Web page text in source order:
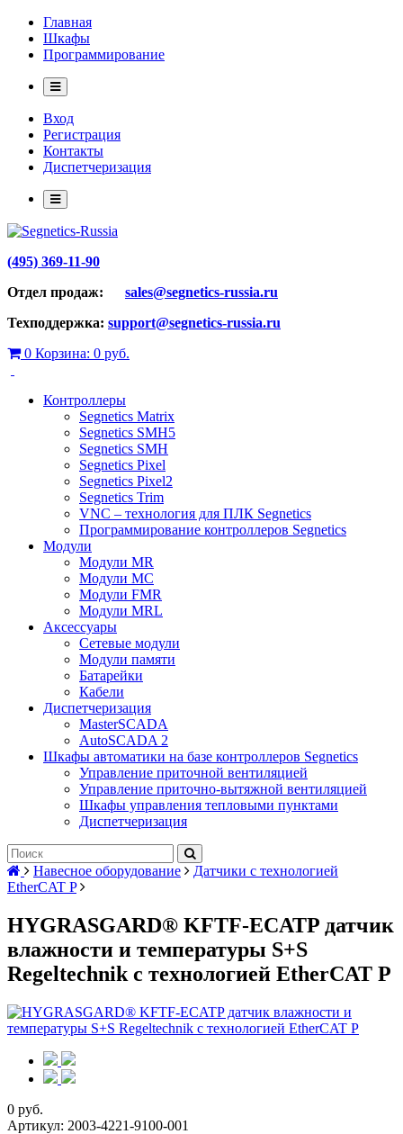
Главная
Шкафы
Программирование
Вход
Регистрация
Контакты
Диспетчеризация
(495) 369-11-90
Отдел продаж: sales@segnetics-russia.ru
Техподдержка: support@segnetics-russia.ru
0 Корзина: 0 руб.
Контроллеры
Segnetics Matrix
Segnetics SMH5
Segnetics SMH
Segnetics Pixel
Segnetics Pixel2
Segnetics Trim
VNC – технология для ПЛК Segnetics
Программирование контроллеров Segnetics
Модули
Модули MR
Модули MC
Модули FMR
Модули MRL
Аксеcсуары
Сетевые модули
Модули памяти
Батарейки
Кабели
Диспетчеризация
MasterSCADA
AutoSCADA 2
Шкафы автоматики на базе контроллеров Segnetics
Управление приточной вентиляцией
Управление приточно-вытяжной вентиляцией
Шкафы управления тепловыми пунктами
Диспетчеризация
Навесное оборудование
Датчики с технологией
EtherCAT P
HYGRASGARD® KFTF-ECATP датчик
влажности и температуры S+S
Regeltechnik с технологией EtherCAT P
0 руб.
Артикул: 2003-4221-9100-001